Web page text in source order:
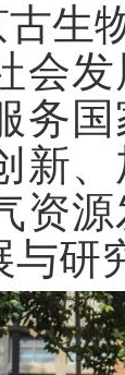
生
会
务
新
资
研